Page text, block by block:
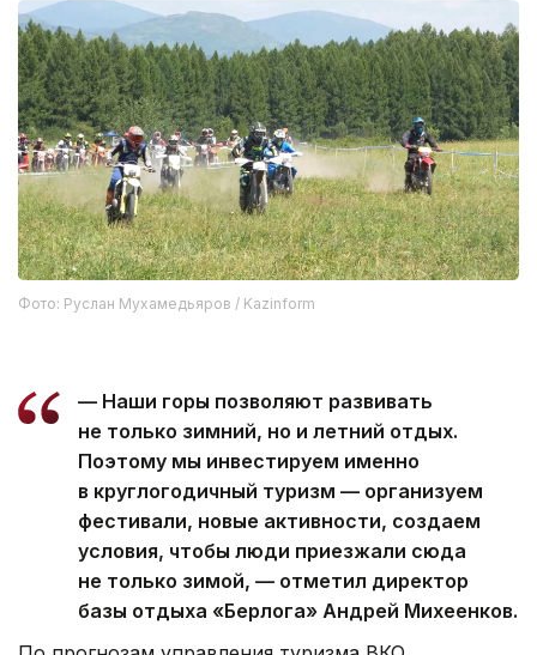
Фото: Руслан Мухамедьяров / Kazinform
— Наши горы позволяют развивать
не только зимний, но и летний отдых.
Поэтому мы инвестируем именно
в круглогодичный туризм — организуем
фестивали, новые активности, создаем
условия, чтобы люди приезжали сюда
не только зимой, — отметил директор
базы отдыха «Берлога» Андрей Михеенков.